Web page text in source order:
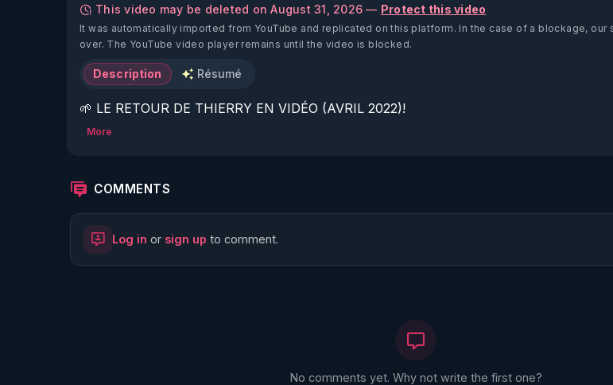
This video may be deleted on August 31, 2026 — Protect this video
It was automatically imported from YouTube and replicated on this platform. In the case of a blockage, our
over. The YouTube video player remains until the video is blocked.
Description Résumé
🌱 LE RETOUR DE THIERRY EN VIDÉO (AVRIL 2022)!
🌱 LE MAGAZINE RÉGÉNÈRE
http://rgnr.li/ymag
More
COMMENTS
Log in or sign up to comment.
No comments yet. Why not write the first one?